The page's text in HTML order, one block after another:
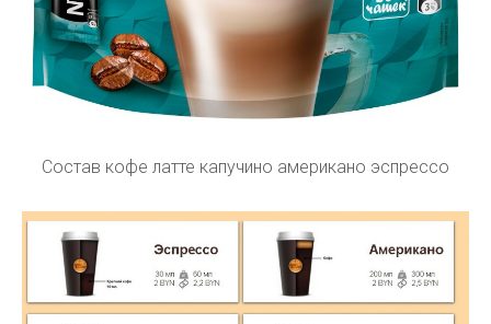
Состав кофе латте капучино американо эспрессо